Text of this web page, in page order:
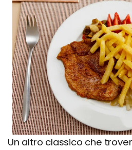
Un altro classico che